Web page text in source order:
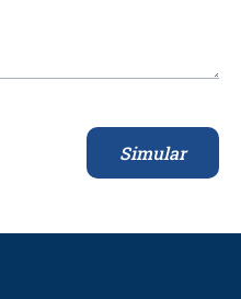
Simular